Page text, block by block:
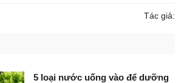
Tác giả:
5 loại nước uống vào để dưỡng